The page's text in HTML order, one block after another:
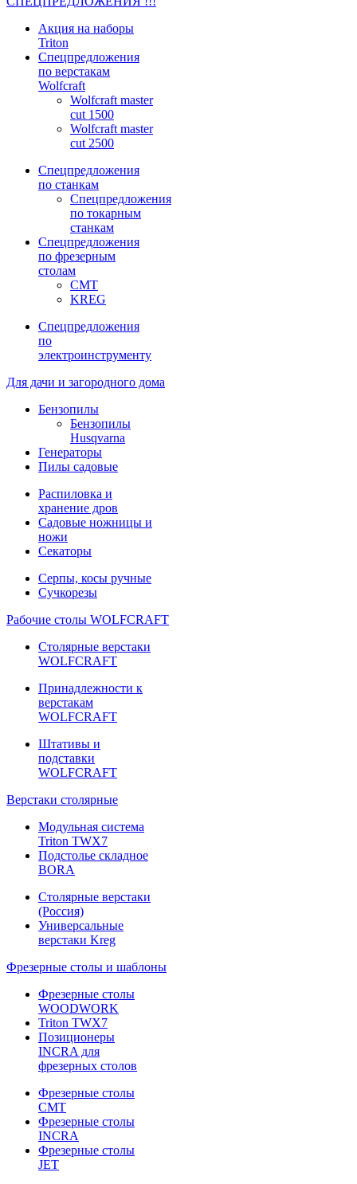
Акция на наборы
Triton
Спецпредложения
по верстакам
Wolfcraft
Wolfcraft master
cut 1500
Wolfcraft master
cut 2500
Спецпредложения
по станкам
Спецпредложения
по токарным
станкам
Спецпредложения
по фрезерным
столам
CMT
KREG
Спецпредложения
по
электроинструменту
Для дачи и загородного дома
Бензопилы
Бензопилы
Husqvarna
Генераторы
Пилы садовые
Распиловка и
хранение дров
Садовые ножницы и
ножи
Секаторы
Серпы, косы ручные
Сучкорезы
Рабочие столы WOLFCRAFT
Столярные верстаки
WOLFCRAFT
Принадлежности к
верстакам
WOLFCRAFT
Штативы и
подставки
WOLFCRAFT
Верстаки столярные
Модульная система
Triton TWX7
Подстолье складное
BORA
Столярные верстаки
(Россия)
Универсальные
верстаки Kreg
Фрезерные столы и шаблоны
Фрезерные столы
WOODWORK
Triton TWX7
Позиционеры
INCRA для
фрезерных столов
Фрезерные столы
CMT
Фрезерные столы
INCRA
Фрезерные столы
JET